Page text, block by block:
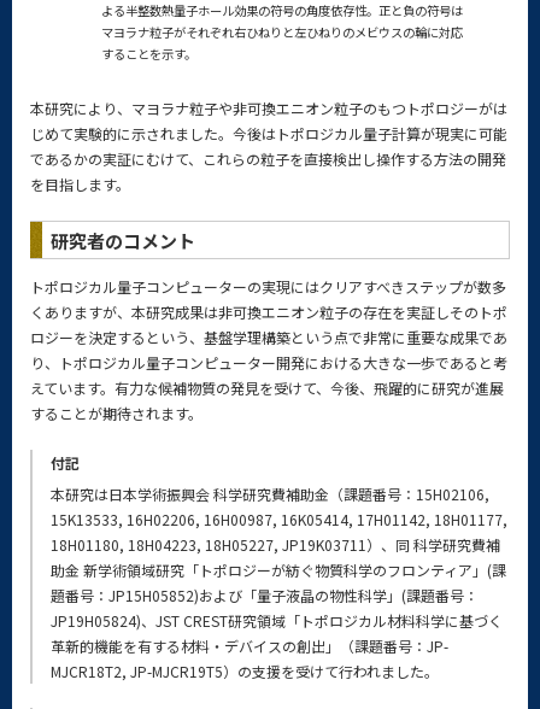
よる半整数熱量子ホール効果の符号の角度依存性。正と負の符号は
マヨラナ粒子がそれぞれ右ひねりと左ひねりのメビウスの輪に対応
することを示す。
本研究により、マヨラナ粒子や非可換エニオン粒子のもつトポロジーがは
じめて実験的に示されました。今後はトポロジカル量子計算が現実に可能
であるかの実証にむけて、これらの粒子を直接検出し操作する方法の開発
を目指します。
研究者のコメント
トポロジカル量子コンピューターの実現にはクリアすべきステップが数多
くありますが、本研究成果は非可換エニオン粒子の存在を実証しそのトポ
ロジーを決定するという、基盤学理構築という点で非常に重要な成果であ
り、トポロジカル量子コンピューター開発における大きな一歩であると考
えています。有力な候補物質の発見を受けて、今後、飛躍的に研究が進展
することが期待されます。
付記
本研究は日本学術振興会 科学研究費補助金（課題番号：15H02106,
15K13533, 16H02206, 16H00987, 16K05414, 17H01142, 18H01177,
18H01180, 18H04223, 18H05227, JP19K03711）、同 科学研究費補
助金 新学術領域研究「トポロジーが紡ぐ物質科学のフロンティア」(課
題番号：JP15H05852)および「量子液晶の物性科学」(課題番号：
JP19H05824)、JST CREST研究領域「トポロジカル材料科学に基づく
革新的機能を有する材料・デバイスの創出」（課題番号：JP-
MJCR18T2, JP-MJCR19T5）の支援を受けて行われました。